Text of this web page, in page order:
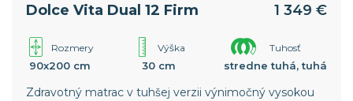
Dolce Vita Dual 12 Firm 1 349 €
Rozmery
90x200 cm
Výška
30 cm
Tuhosť
stredne tuhá, tuhá
Zdravotný matrac v tuhšej verzii výnimočný vysokou